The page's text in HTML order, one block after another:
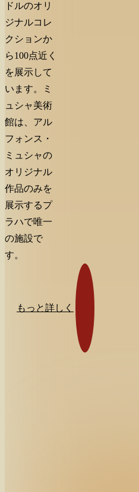
ドルのオリ
ジナルコレ
クションか
ら100点近く
を展示して
います。ミ
ュシャ美術
館は、アル
フォンス・
ミュシャの
オリジナル
作品のみを
展示するプ
ラハで唯一
の施設で
す。
もっと詳しく